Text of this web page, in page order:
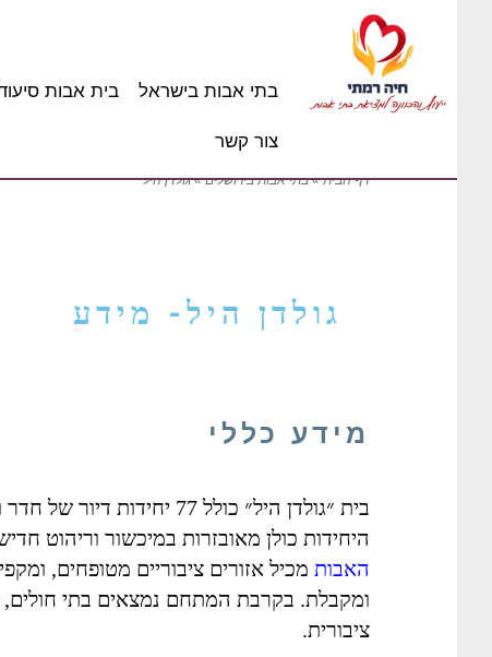
בתי אבות בישראל בית אבות
צור קשר
דף הבית»בתי אבות בירושלים»גולדן היל
גולדן היל- מידע
מידע כללי
בית ״גולדן היל״ כולל 77
היחידות כולן מאובזרות במיכשור וריהוט
האבות מכיל אזורים ציבוריים מטופחים,
ומקבלת. בקרבת המתחם נמצאים בתי חולים,
ציבורית.